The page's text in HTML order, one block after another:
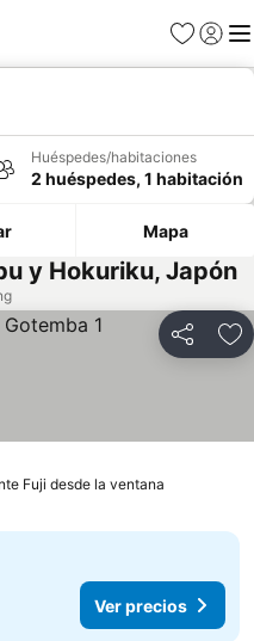
Favoritos
Iniciar
Huéspedes/habitaciones
2 huéspedes, 1 habitación
Mapa
y Hokuriku, Japón
Compartir
Fuji desde la ventana
Ver precios